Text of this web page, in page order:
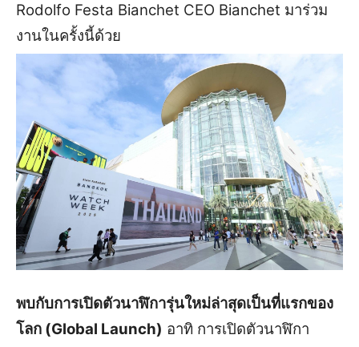
Rodolfo Festa Bianchet CEO Bianchet มาร่วม
งานในครั้งนี้ด้วย
พบกับการเปิดตัวนาฬิการุ่นใหม่ล่าสุดเป็นที่แรกของ
โลก (Global Launch) อาทิ การเปิดตัวนาฬิกา